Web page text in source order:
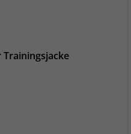
Trainingsjacke